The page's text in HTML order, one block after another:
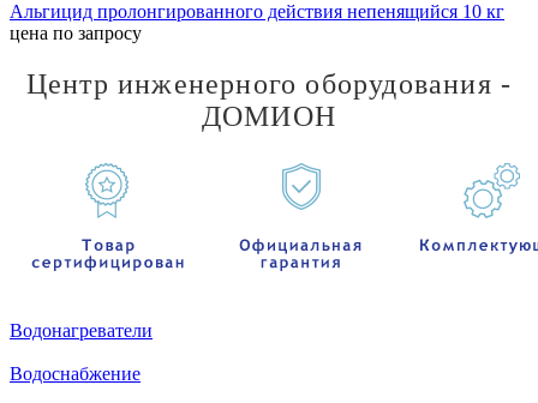
Альгицид пролонгированного действия непенящийся 10 кг
цена по запросу
Центр инженерного оборудования -
ДОМИОН
Водонагреватели
Водоснабжение